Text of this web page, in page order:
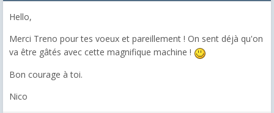
Hello,
Merci Treno pour tes voeux et pareillement ! On sent déjà qu'on
va être gâtés avec cette magnifique machine !
Bon courage à toi.
Nico